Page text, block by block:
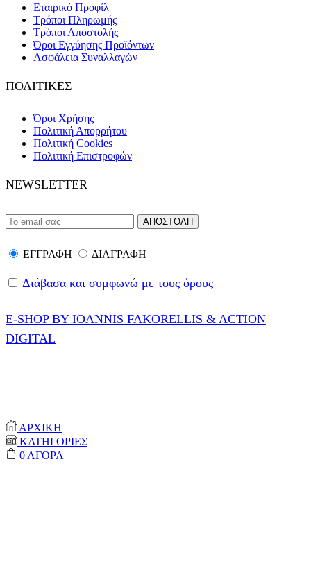
Εταιρικό Προφίλ
Τρόποι Πληρωμής
Τρόποι Αποστολής
Όροι Εγγύησης Προϊόντων
Ασφάλεια Συναλλαγών
ΠΟΛΙΤΙΚΕΣ
Όροι Χρήσης
Πολιτική Απορρήτου
Πολιτική Cookies
Πολιτική Επιστροφών
NEWSLETTER
ΕΓΓΡΑΦΗ ΔΙΑΓΡΑΦΗ
Διάβασα και συμφωνώ με τους όρους
E-SHOP BY IOANNIS FAKORELLIS & ACTION
DIGITAL
ΑΡΧΙΚΗ
ΚΑΤΗΓΟΡΙΕΣ
0 ΑΓΟΡΑ